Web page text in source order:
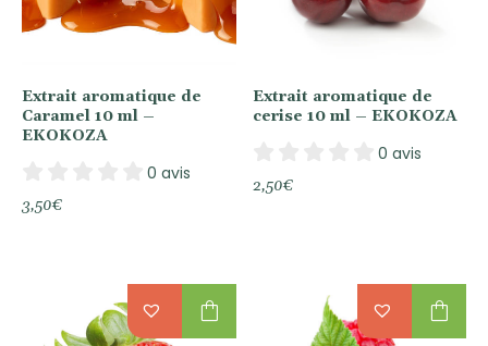
Extrait aromatique de
Caramel 10 ml –
EKOKOZA
0 avis
3,50€
Extrait aromatique de
cerise 10 ml – EKOKOZA
0 avis
2,50€
shopping_bag shopping_bag